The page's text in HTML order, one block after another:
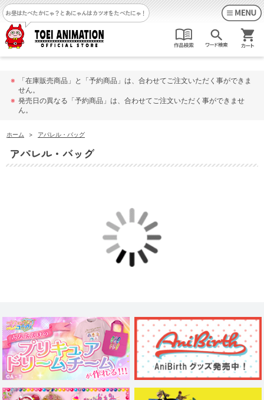
お昼はたべたかにゃ？ とあにゃんはカツオをたべたにゃ！
※
「在庫販売商品」と「予約商品」は、合わせてご注文いただく事ができま
せん。
※ 発売日の異なる「予約商品」は、合わせてご注文いただく事ができませ
ん。
ホーム > アパレル・バッグ
アパレル・バッグ